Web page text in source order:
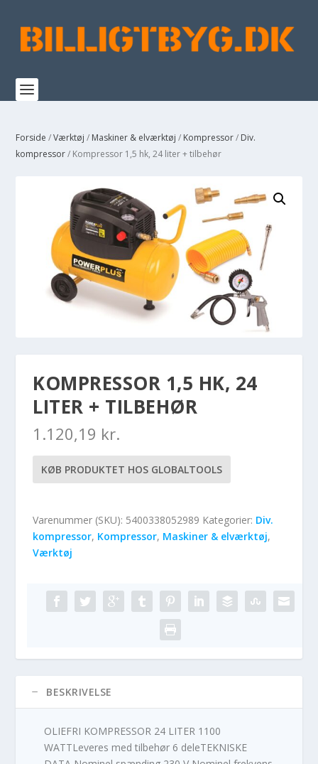
Forside /Værktøj / Maskiner & elværktøj / Kompressor/ Div.
kompressor/ Kompressor 1,5 hk, 24 liter + tilbehør
KOMPRESSOR 1,5 HK, 24
LITER + TILBEHØR
1.120,19 kr.
KØB PRODUKTET HOS GLOBALTOOLS
Varenummer (SKU): 5400338052989 Kategorier: Div.
kompressor, Kompressor, Maskiner & elværktøj,
Værktøj
BESKRIVELSE
OLIEFRI KOMPRESSOR 24 LITER 1100
WATTLeveres med tilbehør 6 deleTEKNISKE